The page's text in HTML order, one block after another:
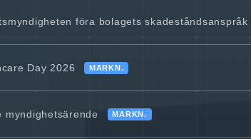
föra bolagets
Day 2026 MARKN.
myndighetsärende MARKN.